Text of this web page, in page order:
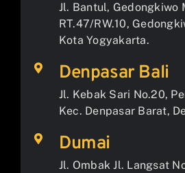
Jl. Bantul, Gedongkiwo
RT.47/RW.10,
Kota Yogyakarta.
Denpasar Bali
Jl. Kebak Sari No.20,
Kec. Denpasar Barat,
Dumai
Jl. Ombak Jl. Langsat